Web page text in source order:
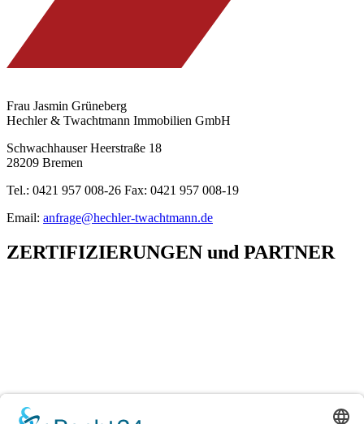
Frau Jasmin Grüneberg
Hechler & Twachtmann Immobilien GmbH
Schwachhauser Heerstraße 18
28209 Bremen
Tel.: 0421 957 008-26 Fax: 0421 957 008-19
Email: anfrage@hechler-twachtmann.de
ZERTIFIZIERUNGEN und PARTNER